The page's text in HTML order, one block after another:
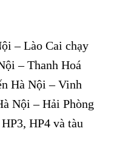
– Lào Cai chạy
– Thanh Hoá
Hà Nội – Vinh
Nội – Hải Phòng
HP4 và tàu